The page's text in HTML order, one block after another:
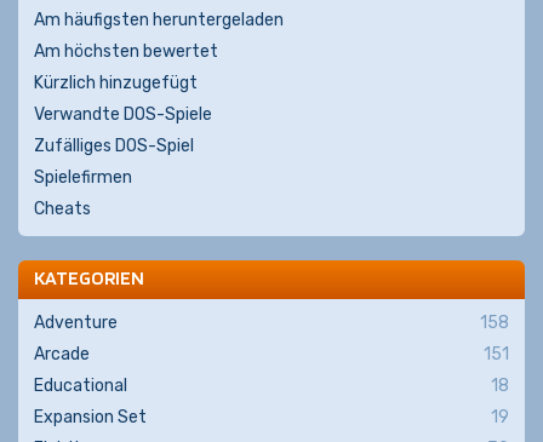
Am häufigsten heruntergeladen
Am höchsten bewertet
Kürzlich hinzugefügt
Verwandte DOS-Spiele
Zufälliges DOS-Spiel
Spielefirmen
Cheats
KATEGORIEN
Adventure
158
Arcade
151
Educational
18
Expansion Set
19